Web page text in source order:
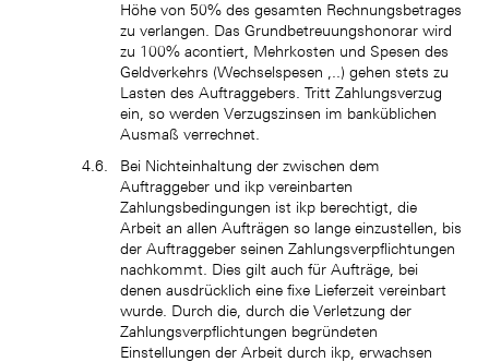
Höhe von 50% des gesamten Rechnungsbetrages
zu verlangen. Das Grundbetreuungshonorar wird
zu 100% acontiert, Mehrkosten und Spesen des
Geldverkehrs (Wechselspesen ,..) gehen stets zu
Lasten des Auftraggebers. Tritt Zahlungsverzug
ein, so werden Verzugszinsen im banküblichen
Ausmaß verrechnet.
Bei Nichteinhaltung der zwischen dem
Auftraggeber und ikp vereinbarten
Zahlungsbedingungen ist ikp berechtigt, die
Arbeit an allen Aufträgen so lange einzustellen, bis
der Auftraggeber seinen Zahlungsverpflichtungen
nachkommt. Dies gilt auch für Aufträge, bei
denen ausdrücklich eine fixe Lieferzeit vereinbart
wurde. Durch die, durch die Verletzung der
Zahlungsverpflichtungen begründeten
Einstellungen der Arbeit durch ikp, erwachsen